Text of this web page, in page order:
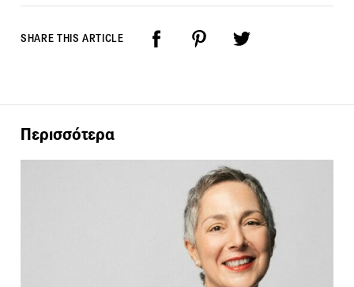
SHARE THIS ARTICLE
Περισσότερα